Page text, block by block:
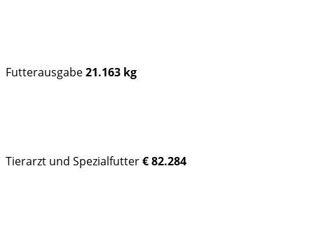
Futterausgabe21.163 kg
Tierarzt und Spezialfutter€ 82.284